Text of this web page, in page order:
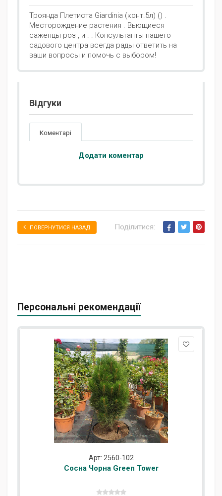
Троянда Плетиста Giardinia (конт.5л) () .
Месторождение растения . Вьющиеся
саженцы роз , и . . Консультанты нашего
садового центра всегда рады ответить на
ваши вопросы и помочь с выбором!
Відгуки
Коментарі
Додати коментар
ПОВЕРНУТИСЯ НАЗАД Поділитися:
Персональні рекомендації
Арт: 2560-102
Сосна Чорна Green Tower